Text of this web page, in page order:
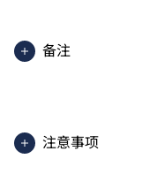
备注
心、薄扶林的
（学膳堂）及
注意事项